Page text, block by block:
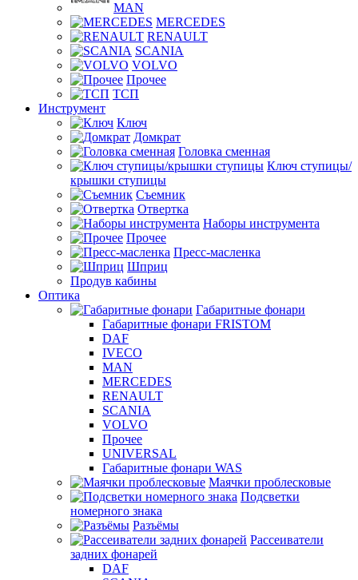
MAN
MERCEDES
RENAULT
SCANIA
VOLVO
Прочее
ТСП
Инструмент
Ключ
Домкрат
Головка сменная
Ключ ступицы/
крышки ступицы
Съемник
Отвертка
Наборы инструмента
Прочее
Пресс-масленка
Шприц
Продув кабины
Оптика
Габаритные фонари
Габаритные фонари FRISTOM
DAF
IVECO
MAN
MERCEDES
RENAULT
SCANIA
VOLVO
Прочее
UNIVERSAL
Габаритные фонари WAS
Маячки проблесковые
Подсветки
номерного знака
Разъёмы
Рассеиватели
задних фонарей
DAF